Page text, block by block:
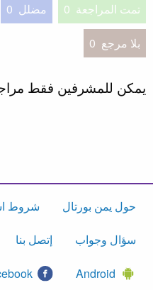
تمت المراجعة 0 مضلل 0
بلا مرجع 0
يمكن للمشرفين فقط
حول يمن بورتال شروط
سؤال وجواب إتصل بنا
Android